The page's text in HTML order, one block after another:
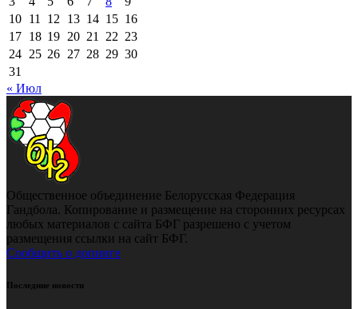
10 11 12 13 14 15 16
17 18 19 20 21 22 23
24 25 26 27 28 29 30
31
« Июл
Общественное объединение Белорусская Федерация
Гандбола. Копирование и размещение на сторонних ресурсах
любых материалов с сайта БФГ разрешено с учетом
размещения ссылки на сайт БФГ.
Сообщить о допинге
Последние новости